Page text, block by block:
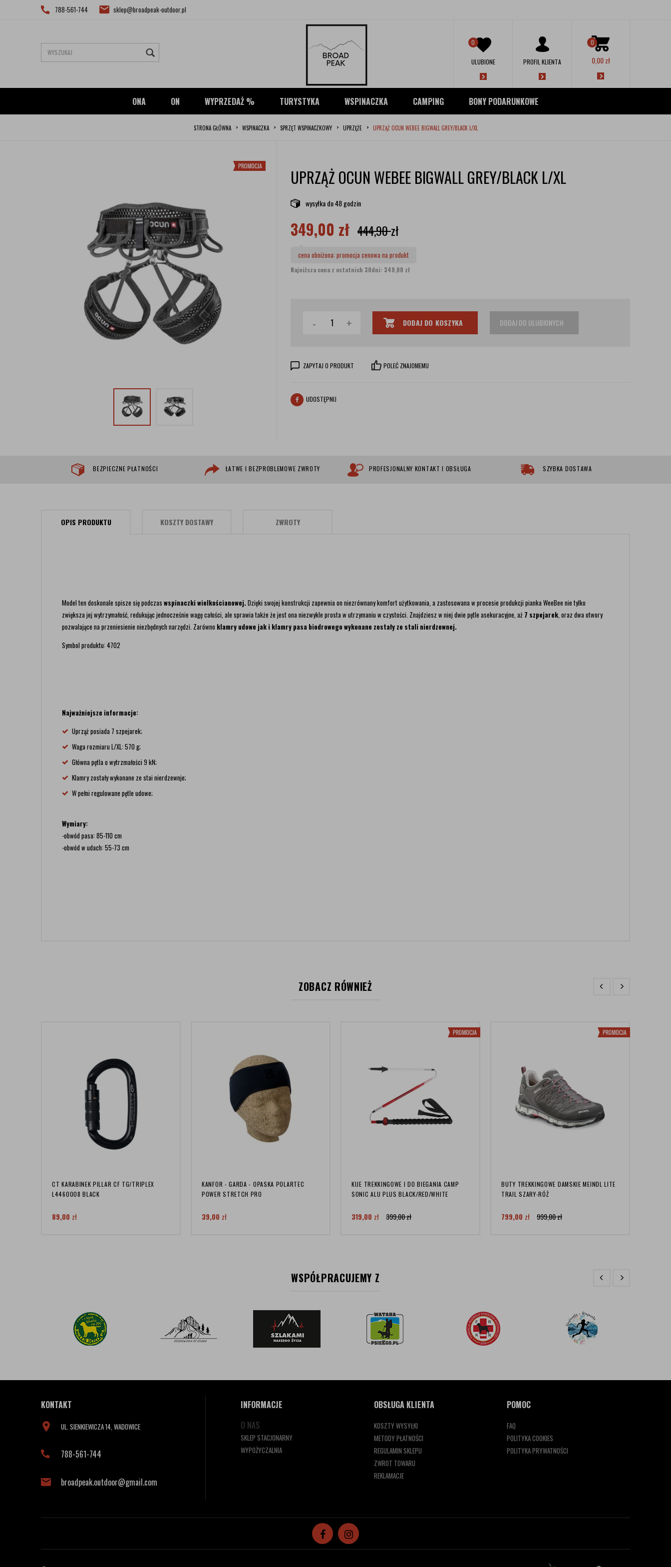
788-561-744 sklep@broadpeak-outdoor.pl
0
0,00zł
0
ULUBIONE PROFIL KLIENTA
ONA ON WYPRZEDAŻ % TURYSTYKA WSPINACZKA CAMPING BONY PODARUNKOWE
STRONA GŁÓWNA WSPINACZKA SPRZĘT WSPINACZKOWY UPRZĘŻE UPRZĄŻ OCUN WEBEE BIGWALL GREY/BLACK L/XL
UPRZĄŻ OCUN WEBEE BIGWALL GREY/BLACK L/XL
wysyłkado 48 godzin
349,00 zł 444,90zł
cena obniżona: promocja cenowa na produkt
Najniższa cena z ostatnich 30dni: 349,00 zł
- + DODAJ DO KOSZYKA DODAJ DO ULUBIONYCH
ZAPYTAJ O PRODUKT POLEĆ ZNAJOMEMU
UDOSTĘPNIJ
BEZPIECZNE PŁATNOŚCI ŁATWE I BEZPROBLEMOWE ZWROTY PROFESJONALNY KONTAKT I OBSŁUGA SZYBKA DOSTAWA
OPIS PRODUKTU KOSZTY DOSTAWY ZWROTY
Model ten doskonale spisze się podczas wspinaczki wielkościanowej. Dzięki swojej konstrukcji zapewnia on niezrównany komfort użytkowania, a zastosowana w procesie produkcji pianka WeeBee nie tylko
zwiększa jej wytrzymałość, redukując jednocześnie wagę całości, ale sprawia także że jest ona niezwykle prosta w utrzymaniu w czystości. Znajdziesz w niej dwie pętle asekuracyjne, aż 7 szpejarek, oraz dwa otwory
pozwalające na przeniesienie niezbędnych narzędzi. Zarówno klamry udowe jak i klamry pasa biodrowego wykonane zostały ze stali nierdzewnej.
Symbol produktu: 4702
Najważniejsze informacje:
Uprząż posiada 7 szpejarek;
Waga rozmiaru L/XL: 570 g;
Główna pętla o wytrzmałości 9 kN;
Klamry zostały wykonane ze stai nierdzewnje;
W pełni regulowane pętle udowe;
Wymiary:
-obwód pasa: 85-110 cm
-obwód w udach: 55-73 cm
ZOBACZ RÓWNIEŻ
CT KARABINEK PILLAR CF TG/TRIPLEX
L4460008 BLACK
89,00 zł
KANFOR - GARDA - OPASKA POLARTEC
POWER STRETCH PRO
39,00 zł
KIJE TREKKINGOWE I DO BIEGANIA CAMP
SONIC ALU PLUS BLACK/RED/WHITE
319,00 zł 399,00zł
BUTY TREKKINGOWE DAMSKIE MEINDL LITE
TRAIL SZARY-RÓŻ
799,00 zł 999,00zł
WSPÓŁPRACUJEMY Z
KONTAKT
UL. SIENKIEWICZA 14, WADOWICE
788-561-744
broadpeak.outdoor@gmail.com
INFORMACJE
O NAS
SKLEP STACJONARNY
WYPOŻYCZALNIA
OBSŁUGA KLIENTA
KOSZTY WYSYŁKI
METODY PŁATNOŚCI
REGULAMIN SKLEPU
ZWROT TOWARU
REKLAMACJE
POMOC
FAQ
POLITYKA COOKIES
POLITYKA PRYWATNOŚCI